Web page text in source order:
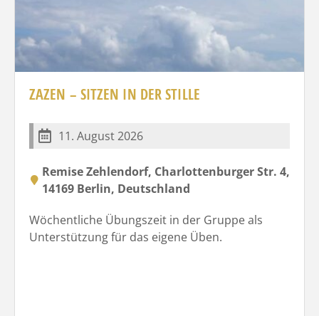
ZAZEN – SITZEN IN DER STILLE
11. August 2026
Remise Zehlendorf, Charlottenburger Str. 4,
14169 Berlin, Deutschland
Wöchentliche Übungszeit in der Gruppe als
Unterstützung für das eigene Üben.